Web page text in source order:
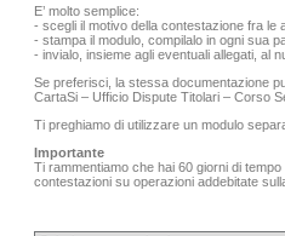
E’ molto semplice:
- scegli il motivo della contestazione fra le
- stampa il modulo, compilalo in ogni sua
- invialo, insieme agli eventuali allegati, al
Se preferisci, la stessa documentazione
CartaSi – Ufficio Dispute Titolari – Corso
Ti preghiamo di utilizzare un modulo
Importante
Ti rammentiamo che hai 60 giorni di
contestazioni su operazioni addebitate